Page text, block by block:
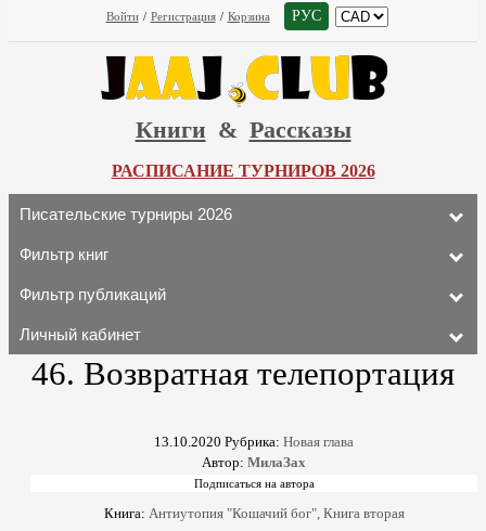
Войти / Регистрация / Корзина РУС
Книги & Рассказы
РАСПИСАНИЕ ТУРНИРОВ 2026
Писательские турниры 2026
Фильтр книг
Фильтр публикаций
Личный кабинет
46. Возвратная телепортация
13.10.2020 Рубрика: Новая глава
Автор: МилаЗах
Книга: Антиутопия "Кошачий бог", Книга вторая